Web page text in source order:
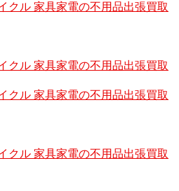
クル 家具家電の不用品出張買取
クル 家具家電の不用品出張買取
クル 家具家電の不用品出張買取
クル 家具家電の不用品出張買取